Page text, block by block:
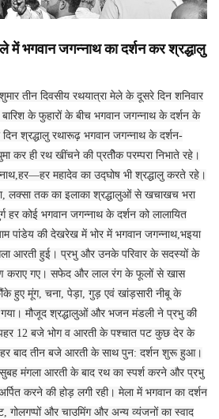
में भगवान जगन्नाथ का दर्शन कर श्रद्धालु
तीन दिवसीय रथयात्रा मेले के दूसरे दिन शनिवार
बारिश के फुहारों के बीच भगवान जगन्नाथ के दर्शन के
श्रद्धालु रथारूढ़ भगवान जगन्नाथ के दर्शन-
कर ही रथ खींचने की प्रतीेक परम्परा निभाते रहे।
महादेव का उद्घोष भी श्रद्धालु करते रहे।
लक्सा तक का इलाका श्रद्धालुओं से खचाखच भरा
हर कोई भगवान जगन्नाथ के दर्शन को लालायित
पांडेय की देखरेख में भोर में भगवान जगन्नाथ,भइया
आरती हुई। प्रभु और उनके परिवार के सदस्यों के
कराए गए। सफेद और लाल रंग के फूलों से खास
हुए मूंग, चना, पेड़ा, गुड़ एवं खांड़सारी नीबू के
गया। मौजूद श्रद्धालुओं और भजन मंडली ने प्रभु की
12 बजे भोग व आरती के पश्चात पट कुछ देर के
बाद तीन बजे आरती के साथ पुन: दर्शन शुरू हुआ।
मंगला आरती के बाद रथ का स्पर्श करने और प्रभु
करने की होड़ लगी रही। मेला में भगवान का दर्शन
गोलगप्पों और चाउमिंग और अन्य व्यंजनों का स्वाद